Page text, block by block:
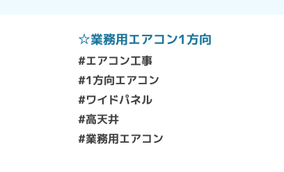
☆業務用エアコン1方向
#エアコン工事
#1方向エアコン
#ワイドパネル
#高天井
#業務用エアコン